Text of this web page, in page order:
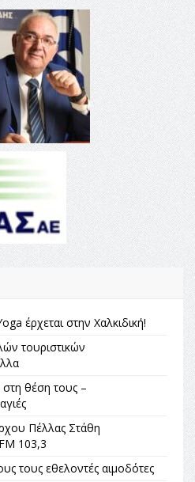
έρχεται στην Χαλκιδική!
τουριστικών
θέση τους –
Πέλλας Στάθη
103,3
τους εθελοντές αιμοδότες